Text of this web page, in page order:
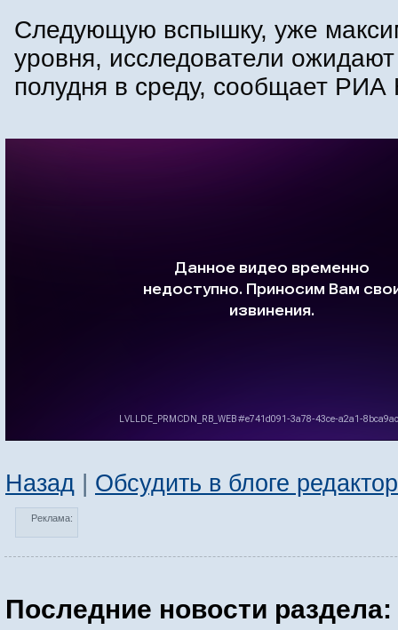
Следующую вспышку, уже
уровня, исследователи
полудня в среду, сообщает РИА
Назад | Обсудить в блоге
Реклама:
Последние новости раздела: